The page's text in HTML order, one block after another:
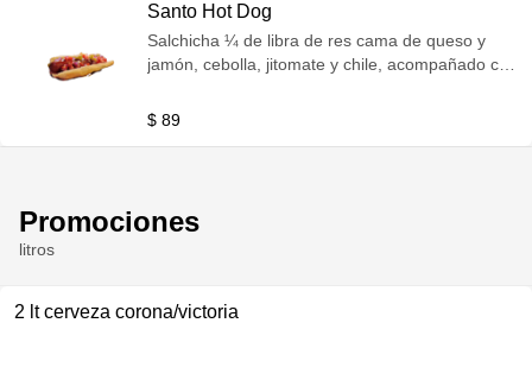
Santo Hot Dog
Salchicha ¼ de libra de res cama de queso y
jamón, cebolla, jitomate y chile, acompañado con
$ 89
Promociones
litros
2 lt cerveza corona/victoria